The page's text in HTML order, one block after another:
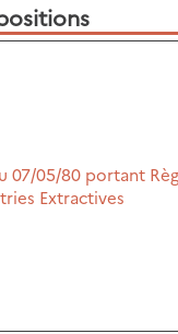
07/05/80 portant
Extractives